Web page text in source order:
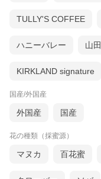
TULLY'S COFFEE
ハニーバレー 山
KIRKLAND signature
国産/外国産
外国産 国産
花の種類（採蜜源）
マヌカ 百花蜜